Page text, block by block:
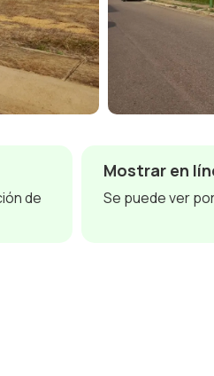
de
Mostrar en
Se puede ver